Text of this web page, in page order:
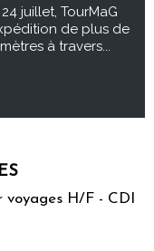
juillet, TourMaG
de plus de
à travers...
H/F - CDI